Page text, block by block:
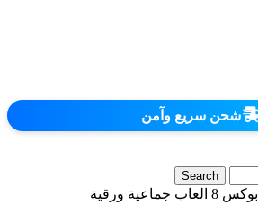
شحن سريع وآمن
Search
بوكس 8 العاب جماعية ورقية